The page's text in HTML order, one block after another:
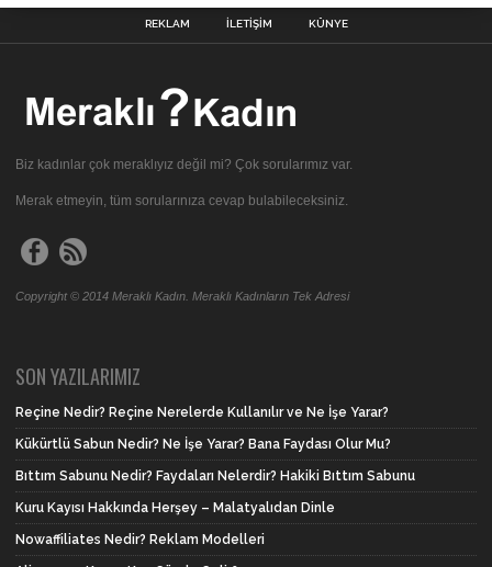
REKLAM İLETIŞIM KÜNYE
Biz kadınlar çok meraklıyız değil mi? Çok sorularımız var.
Merak etmeyin, tüm sorularınıza cevap bulabileceksiniz.
Copyright © 2014 Meraklı Kadın. Meraklı Kadınların Tek Adresi
SON YAZILARIMIZ
Reçine Nedir? Reçine Nerelerde Kullanılır ve Ne İşe Yarar?
Kükürtlü Sabun Nedir? Ne İşe Yarar? Bana Faydası Olur Mu?
Bıttım Sabunu Nedir? Faydaları Nelerdir? Hakiki Bıttım Sabunu
Kuru Kayısı Hakkında Herşey – Malatyalıdan Dinle
Nowaffiliates Nedir? Reklam Modelleri